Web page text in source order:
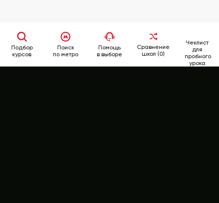
Подбор
курсов
Поиск
по метро
Помощь
в выборе
Сравнение
школ (0)
Чеклист
для
пробного
урока